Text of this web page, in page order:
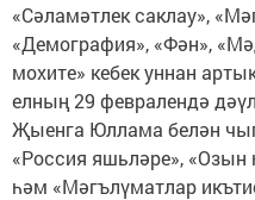
«Сәламәтлек саклау»,
«Демография», «Фән»,
мохите» кебек уннан
елның 29 февралендә
Җыенга Юллама белән
«Россия яшьләре»,
һәм «Мәгълүматлар